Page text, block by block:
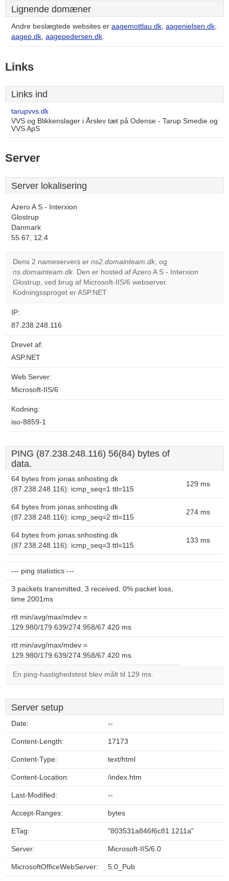
Lignende domæner
Andre beslægtede websites er aagemottlau.dk, aagenielsen.dk,
aagep.dk, aagepedersen.dk.
Links
Links ind
tarupvvs.dk
VVS og Blikkenslager i Årslev tæt på Odense - Tarup Smedie og
VVS ApS
Server
Server lokalisering
Azero A S - Interxion
Glostrup
Danmark
55.67, 12.4
Dens 2 nameservers er ns2.domainteam.dk, og
ns.domainteam.dk. Den er hosted af Azero A S - Interxion
Glostrup, ved brug af Microsoft-IIS/6 webserver.
Kodningssproget er ASP.NET
IP:
87.238.248.116
Drevet af:
ASP.NET
Web Server:
Microsoft-IIS/6
Kodning:
iso-8859-1
PING (87.238.248.116) 56(84) bytes of
data.
64 bytes from jonas.snhosting.dk
(87.238.248.116): icmp_seq=1 ttl=115
129 ms
64 bytes from jonas.snhosting.dk
(87.238.248.116): icmp_seq=2 ttl=115
274 ms
64 bytes from jonas.snhosting.dk
(87.238.248.116): icmp_seq=3 ttl=115
133 ms
--- ping statistics ---
3 packets transmitted, 3 received, 0% packet loss,
time 2001ms
rtt min/avg/max/mdev =
129.980/179.639/274.958/67.420 ms
rtt min/avg/max/mdev =
129.980/179.639/274.958/67.420 ms
En ping-hastighedstest blev målt til 129 ms.
Server setup
Date: --
Content-Length: 17173
Content-Type: text/html
Content-Location: /index.htm
Last-Modified: --
Accept-Ranges: bytes
ETag: "803531a846f6c81:1211a"
Server: Microsoft-IIS/6.0
MicrosoftOfficeWebServer: 5.0_Pub